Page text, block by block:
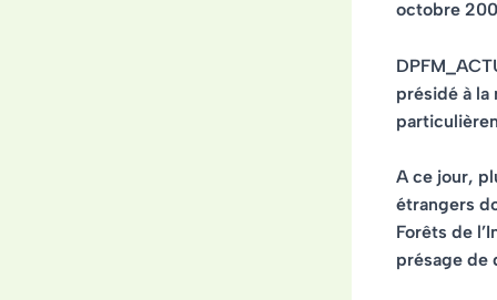
octobre
présidé à la
A ce jour,
étrangers
Forêts de
présage de